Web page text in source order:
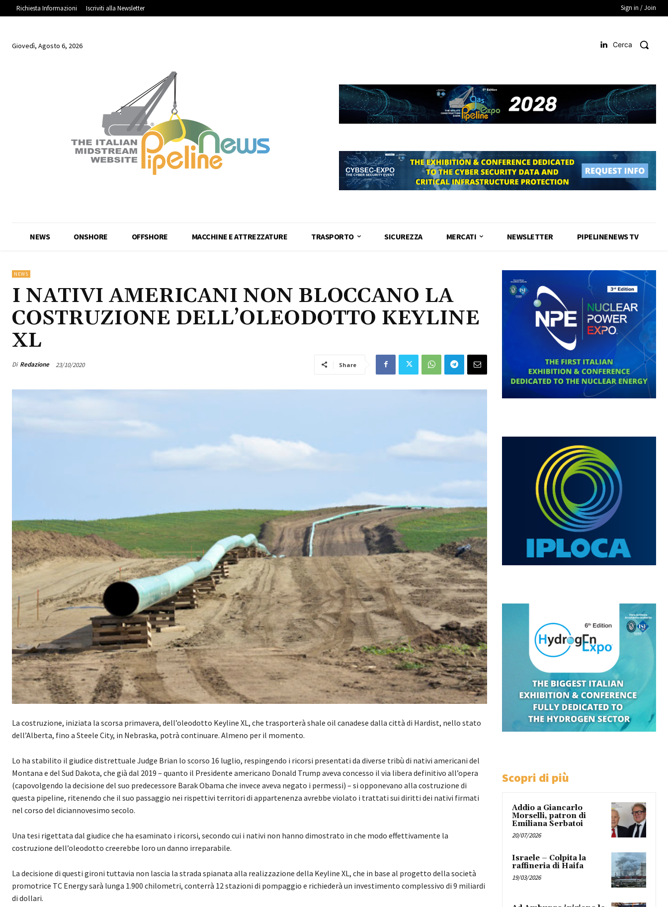
Richiesta Informazioni Iscriviti alla Newsletter Sign in / Join
Giovedì, Agosto 6, 2026 Cerca
NEWS ONSHORE OFFSHORE MACCHINE E ATTREZZATURE TRASPORTO SICUREZZA MERCATI NEWSLETTER PIPELINENEWS TV
NEWS
I NATIVI AMERICANI NON BLOCCANO LA
COSTRUZIONE DELL’OLEODOTTO KEYLINE
XL
Di Redazione 23/10/2020 Share
La costruzione, iniziata la scorsa primavera, dell’oleodotto Keyline XL, che trasporterà shale oil canadese dalla città di Hardist, nello stato
dell’Alberta, fino a Steele City, in Nebraska, potrà continuare. Almeno per il momento.
Lo ha stabilito il giudice distrettuale Judge Brian lo scorso 16 luglio, respingendo i ricorsi presentati da diverse tribù di nativi americani del
Montana e del Sud Dakota, che già dal 2019 – quanto il Presidente americano Donald Trump aveva concesso il via libera definitivo all’opera
(capovolgendo la decisione del suo predecessore Barak Obama che invece aveva negato i permessi) – si opponevano alla costruzione di
questa pipeline, ritenendo che il suo passaggio nei rispettivi territori di appartenenza avrebbe violato i trattati sui diritti dei nativi firmati
nel corso del diciannovesimo secolo.
Una tesi rigettata dal giudice che ha esaminato i ricorsi, secondo cui i nativi non hanno dimostrato in che modo effettivamente la
costruzione dell’oleodotto creerebbe loro un danno irreparabile.
La decisione di questi gironi tuttavia non lascia la strada spianata alla realizzazione della Keyline XL, che in base al progetto della società
promotrice TC Energy sarà lunga 1.900 chilometri, conterrà 12 stazioni di pompaggio e richiederà un investimento complessivo di 9 miliardi
di dollari.
Scopri di più
Addio a Giancarlo
Morselli, patron di
Emiliana Serbatoi
20/07/2026
Israele – Colpita la
raffineria di Haifa
19/03/2026